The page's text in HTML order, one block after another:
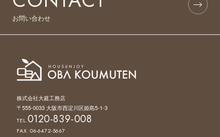
お問い合わせ
株式会社大庭工務店
〒555-0033 大阪市西淀川区姫島5-1-3
TEL.0120-839-008
FAX. 06-6472-5667